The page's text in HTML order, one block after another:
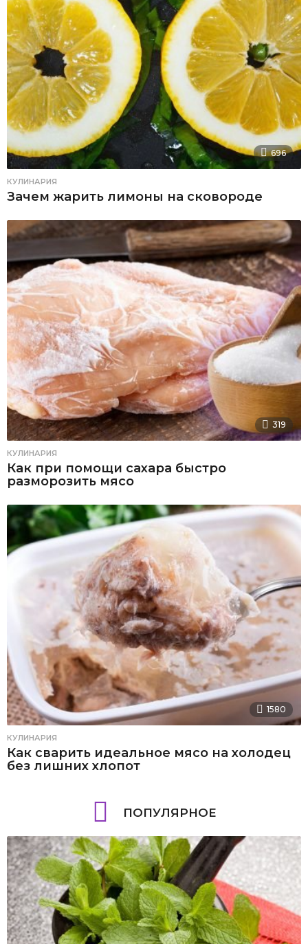
696
КУЛИНАРИЯ
Зачем жарить лимоны на сковороде
319
КУЛИНАРИЯ
Как при помощи сахара быстро
разморозить мясо
1580
КУЛИНАРИЯ
Как сварить идеальное мясо на холодец
без лишних хлопот
ПОПУЛЯРНОЕ